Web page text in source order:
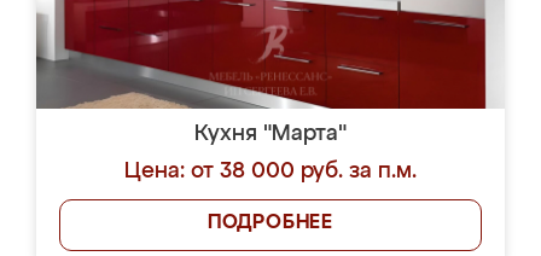
Кухня "Марта"
Цена: от 38 000 руб. за п.м.
ПОДРОБНЕЕ